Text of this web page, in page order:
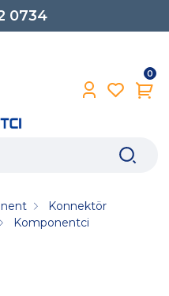
0734
0
Konnektör
Komponentci